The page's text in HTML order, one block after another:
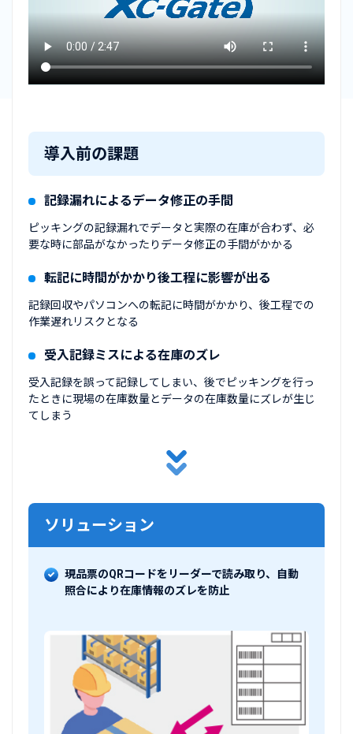
導入前の課題
記録漏れによるデータ修正の手間
ピッキングの記録漏れでデータと実際の在庫が合わず、必
要な時に部品がなかったりデータ修正の手間がかかる
転記に時間がかかり後工程に影響が出る
記録回収やパソコンへの転記に時間がかかり、後工程での
作業遅れリスクとなる
受入記録ミスによる在庫のズレ
受入記録を誤って記録してしまい、後でピッキングを行っ
たときに現場の在庫数量とデータの在庫数量にズレが生じ
てしまう
ソリューション
現品票のQRコードをリーダーで読み取り、自動
照合により在庫情報のズレを防止